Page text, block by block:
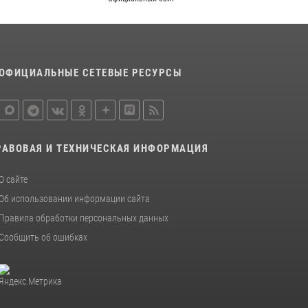
уникального передвижного музея «Поезд
29 июля 2026, 01:49
СЕТЕВЫЕ РЕСУРСЫ
И ТЕХНИЧЕСКАЯ ИНФОРМАЦИЯ
О сайте
Об использовании информации сайта
Правила обработки персональных данных
Сообщить об ошибках